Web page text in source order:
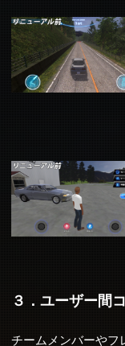
３．ユーザー間
チームメンバーやフ